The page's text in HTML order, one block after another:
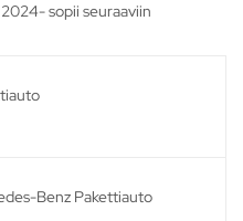
sopii seuraaviin
Benz Pakettiauto